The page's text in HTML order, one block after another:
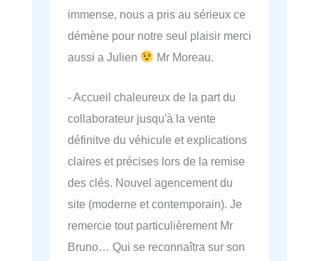
immense, nous a pris au sérieux ce
démène pour notre seul plaisir merci
aussi a Julien
Mr Moreau.
- Accueil chaleureux de la part du
collaborateur jusqu'à la vente
définitve du véhicule et explications
claires et précises lors de la remise
des clés. Nouvel agencement du
site (moderne et contemporain). Je
remercie tout particulièrement Mr
Bruno… Qui se reconnaîtra sur son